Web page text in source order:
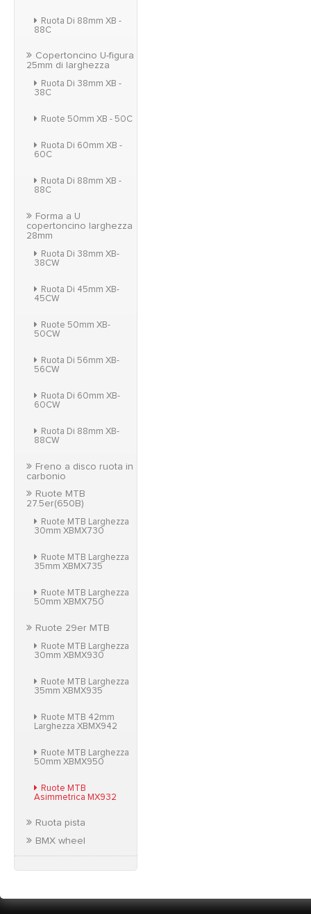
Ruota Di 88mm XB -
88C
Copertoncino U-figura
25mm di larghezza
Ruota Di 38mm XB -
38C
Ruote 50mm XB - 50C
Ruota Di 60mm XB -
60C
Ruota Di 88mm XB -
88C
Forma a U
copertoncino larghezza
28mm
Ruota Di 38mm XB-
38CW
Ruota Di 45mm XB-
45CW
Ruote 50mm XB-
50CW
Ruota Di 56mm XB-
56CW
Ruota Di 60mm XB-
60CW
Ruota Di 88mm XB-
88CW
Freno a disco ruota in
carbonio
Ruote MTB
27.5er(650B)
Ruote MTB Larghezza
30mm XBMX730
Ruote MTB Larghezza
35mm XBMX735
Ruote MTB Larghezza
50mm XBMX750
Ruote 29er MTB
Ruote MTB Larghezza
30mm XBMX930
Ruote MTB Larghezza
35mm XBMX935
Ruote MTB 42mm
Larghezza XBMX942
Ruote MTB Larghezza
50mm XBMX950
Ruote MTB
Asimmetrica MX932
Ruota pista
BMX wheel